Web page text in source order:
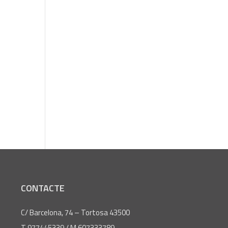
CONTACTE
C/ Barcelona, 74 – Tortosa 43500